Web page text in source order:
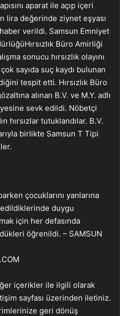
aparat ile açıp içeri
lira değerinde ziynet eşyası
verildi. Samsun Emniyet
Büro Amirliği
sonucu hırsızlık olayını
sayıda suç kaydı bulunan
tespit etti. Hırsızlık Büro
alınan B.V. ve M.Y. adlı
sevk edildi. Nöbetçi
hırsızlar tutuklandılar. B.V.
birlikte Samsun T Tipi
çocuklarını yanlarına
edildiklerinde duygu
için her defasında
öğrenildi. – SAMSUN
içerikler ile ilgili olarak
sayfası üzerinden iletiniz.
geri dönüş